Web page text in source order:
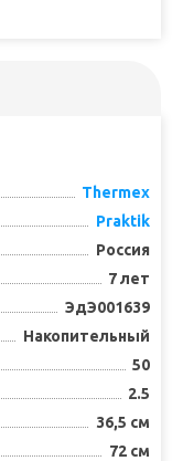
Thermex
Praktik
Россия
7 лет
ЭдЭ001639
Накопительный
50
2.5
36,5 см
72 см